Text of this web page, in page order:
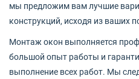
мы предложим вам лучшие
конструкций, исходя из ваших
Монтаж окон выполняется
большой опыт работы и
выполнение всех работ. Мы